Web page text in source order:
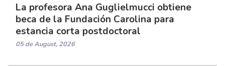
La profesora Ana Guglielmucci obtiene
beca de la Fundación Carolina para
estancia corta postdoctoral
05 de August, 2026